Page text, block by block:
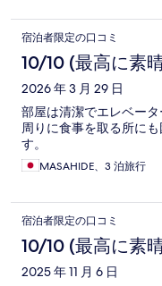
宿泊者限定の口コミ
10/10 (最高に素
2026 年 3 月 29 日
部屋は清潔でエレベー
周りに食事を取る所に
す。
MASAHIDE、3 泊旅行
宿泊者限定の口コミ
10/10 (最高に素
2025 年 11 月 6 日